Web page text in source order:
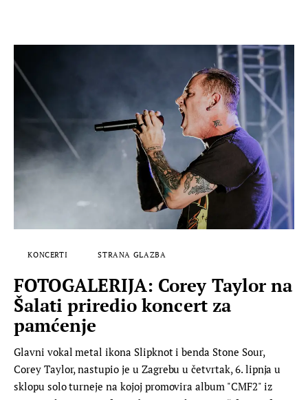
KONCERTI STRANA GLAZBA
FOTOGALERIJA: Corey Taylor na
Šalati priredio koncert za
pamćenje
Glavni vokal metal ikona Slipknot i benda Stone Sour,
Corey Taylor, nastupio je u Zagrebu u četvrtak, 6. lipnja u
sklopu solo turneje na kojoj promovira album "CMF2" iz